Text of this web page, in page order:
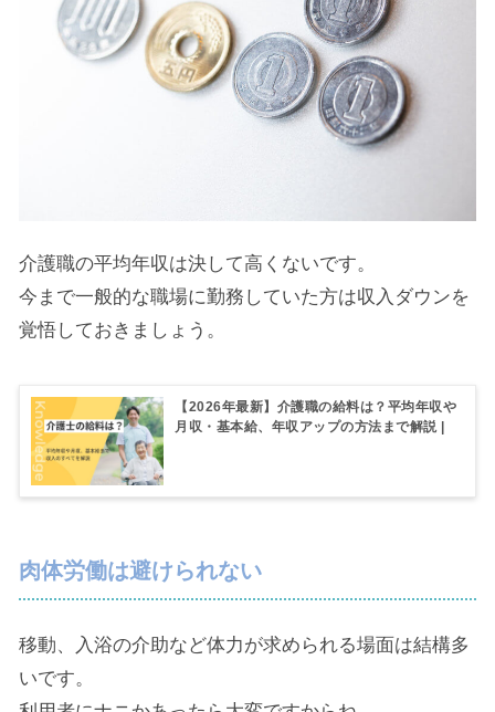
介護職の平均年収は決して高くないです。
今まで一般的な職場に勤務していた方は収入ダウンを
覚悟しておきましょう。
【2026年最新】介護職の給料は？平均年収や
月収・基本給、年収アップの方法まで解説 |
肉体労働は避けられない
移動、入浴の介助など体力が求められる場面は結構多
いです。